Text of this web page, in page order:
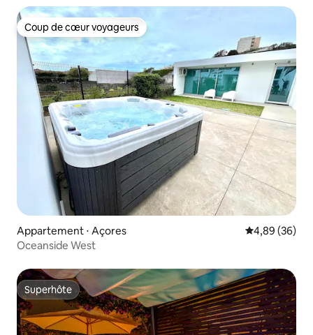
Coup de cœur voyageurs
Coup de cœur voyageurs
Appartement ⋅ Açores Évaluation
4,89 (36)
Oceanside West
Superhôte
Superhôte